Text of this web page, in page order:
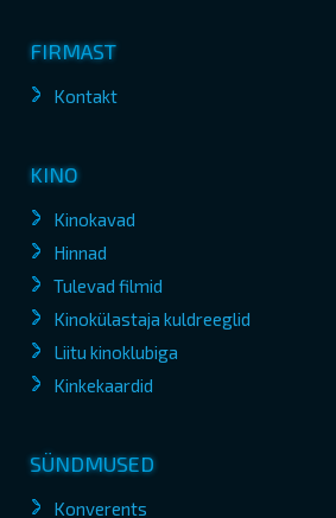
FIRMAST
Kontakt
KINO
Kinokavad
Hinnad
Tulevad filmid
Kinokülastaja kuldreeglid
Liitu kinoklubiga
Kinkekaardid
SÜNDMUSED
Konverents